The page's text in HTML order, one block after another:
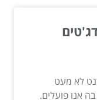
2020: 6 גאדג'טים
לא מעט
אנו פועלים.